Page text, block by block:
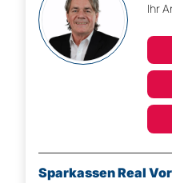
Ihr
Sparkassen Real